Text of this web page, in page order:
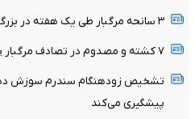
۳ سانحه مرگبار طی یک هفته در بزرگراه‌های تهران
۷ کشته و مصدوم در تصادف مرگبار پژو پارس و ساینا
تشخیص زودهنگام سندرم سوزش
پیشگیری می‌کند